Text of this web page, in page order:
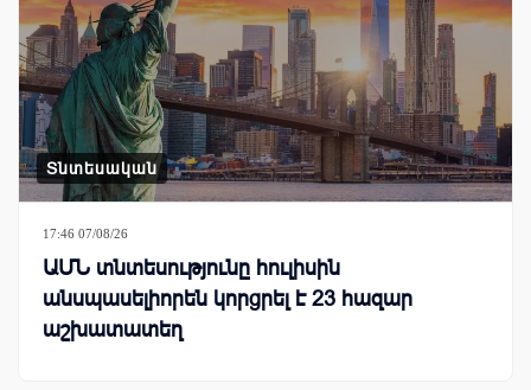
Տնտեսական
17:46 07/08/26
ԱՄՆ տնտեսությունը հուլիսին
անսպասելիորեն կորցրել է 23 հազար
աշխատատեղ